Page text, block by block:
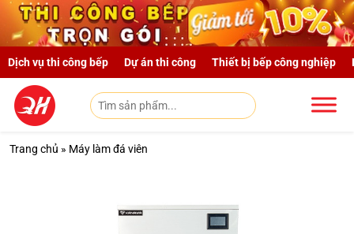
Skip to main content
Dịch vụ thi công bếp Dự án thi công Thiết bị bếp công nghiệp
Trang chủ » Máy làm đá viên